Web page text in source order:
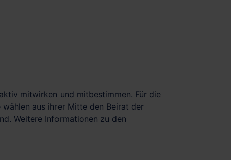
mitwirken und mitbestimmen. Für die
aus ihrer Mitte den Beirat der
Weitere Informationen zu den